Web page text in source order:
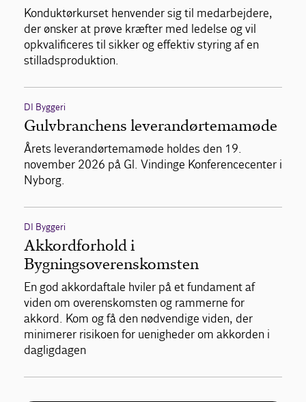
Konduktørkurset henvender sig til medarbejdere,
der ønsker at prøve kræfter med ledelse og vil
opkvalificeres til sikker og effektiv styring af en
stilladsproduktion.
DI Byggeri
Gulvbranchens leverandørtemamøde
Årets leverandørtemamøde holdes den 19.
november 2026 på Gl. Vindinge Konferencecenter i
Nyborg.
DI Byggeri
Akkordforhold i
Bygningsoverenskomsten
En god akkordaftale hviler på et fundament af
viden om overenskomsten og rammerne for
akkord. Kom og få den nødvendige viden, der
minimerer risikoen for uenigheder om akkorden i
dagligdagen